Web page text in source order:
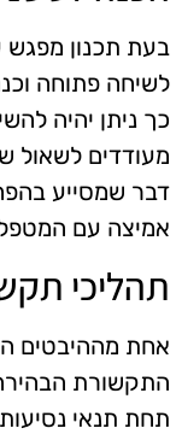
בעת תכנון מפגש
לשיחה פתוחה
כך ניתן יהיה
מעודדים לשאול
דבר שמסייע
אמיצה עם
תהליכי
אחת מההיבטים
התקשורת
תחת תנאי